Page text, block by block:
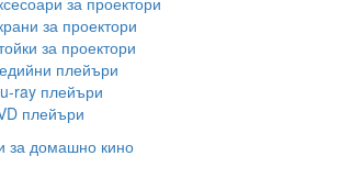
за проектори
за проектори
плейъри
ray плейъри
плейъри
за домашно кино